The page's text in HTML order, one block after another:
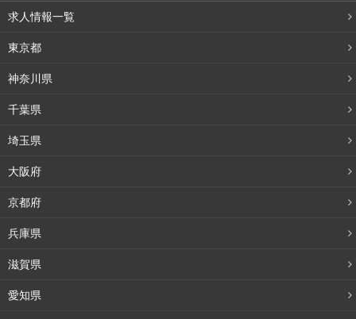
求人情報一覧
東京都
神奈川県
千葉県
埼玉県
大阪府
京都府
兵庫県
滋賀県
愛知県